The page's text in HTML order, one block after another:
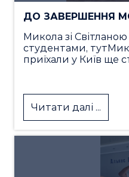
ДО ЗАВЕРШЕННЯ
Микола зі
студентами,
приїхали у Київ ще
Читати далі ...